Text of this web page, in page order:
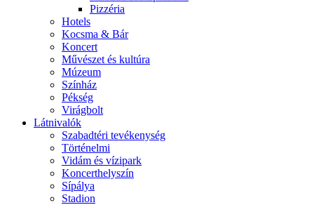
Pizzéria
Hotels
Kocsma & Bár
Koncert
Művészet és kultúra
Múzeum
Színház
Pékség
Virágbolt
Látnivalók
Szabadtéri tevékenység
Történelmi
Vidám és vízipark
Koncerthelyszín
Sípálya
Stadion